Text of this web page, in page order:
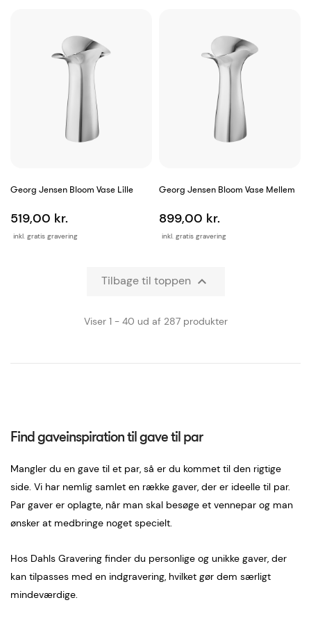
Georg Jensen Bloom Vase Lille
inkl. gratis gravering
519,00 kr.
Georg Jensen Bloom Vase Mellem
inkl. gratis gravering
899,00 kr.
Tilbage til toppen 
Viser 1 - 40 ud af 287 produkter
Find gaveinspiration til gave til par
Mangler du en gave til et par, så er du kommet til den rigtige
side. Vi har nemlig samlet en række gaver, der er ideelle til par.
Par gaver er oplagte, når man skal besøge et vennepar og man
ønsker at medbringe noget specielt.
Hos Dahls Gravering finder du personlige og unikke gaver, der
kan tilpasses med en indgravering, hvilket gør dem særligt
mindeværdige.